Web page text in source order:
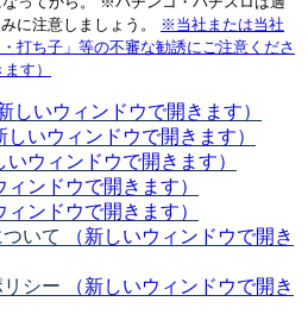
に注意しましょう。
※当社または当社
打ち子」等の不審な勧誘にご注意くださ
す）
新しいウィンドウで開きます）
しいウィンドウで開きます）
いウィンドウで開きます）
ィンドウで開きます）
ィンドウで開きます）
いて
（新しいウィンドウで開き
シー
（新しいウィンドウで開き